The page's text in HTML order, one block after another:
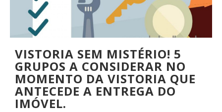
VISTORIA SEM MISTÉRIO! 5
GRUPOS A CONSIDERAR NO
MOMENTO DA VISTORIA QUE
ANTECEDE A ENTREGA DO
IMÓVEL.